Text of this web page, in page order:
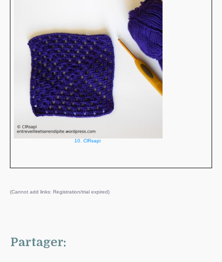
10. ClRsapi
(Cannot add links: Registration/trial expired)
Partager: